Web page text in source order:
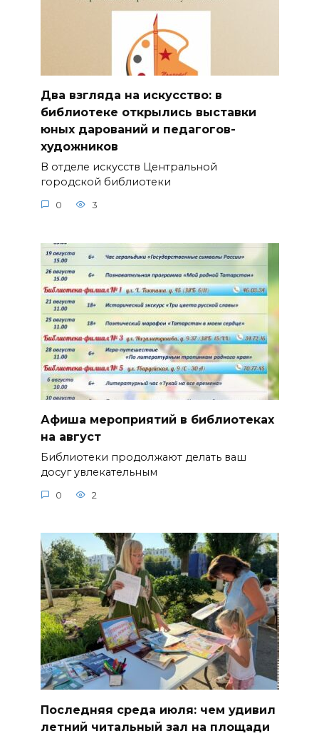
Два взгляда на искусство: в
библиотеке открылись выставки
юных дарований и педагогов-
художников
В отделе искусств Центральной
городской библиотеки
0 3
Афиша мероприятий в библиотеках
на август
Библиотеки продолжают делать ваш
досуг увлекательным
0 2
Последняя среда июля: чем удивил
летний читальный зал на площади